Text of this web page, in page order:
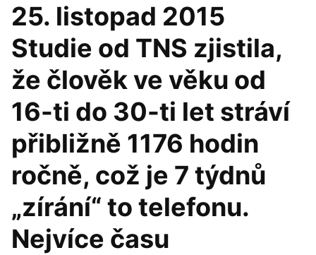
25. listopad 2015
Studie od TNS zjistila,
že člověk ve věku od
16-ti do 30-ti let stráví
přibližně 1176 hodin
ročně, což je 7 týdnů
„zírání“ to telefonu.
Nejvíce času